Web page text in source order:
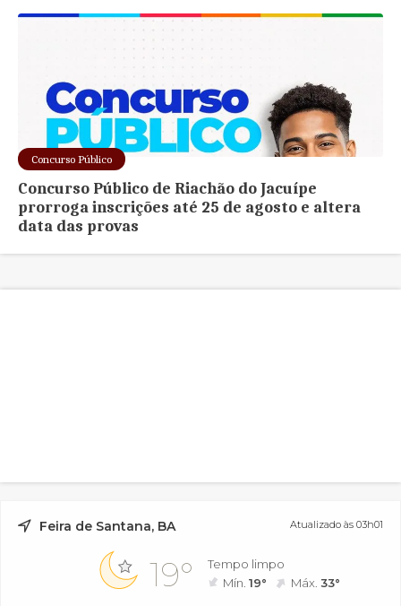
Concurso Público
Concurso Público de Riachão do Jacuípe
prorroga inscrições até 25 de agosto e altera
data das provas
Feira de Santana, BA Atualizado às 03h01
19°
Tempo limpo
Mín.19° Máx.33°